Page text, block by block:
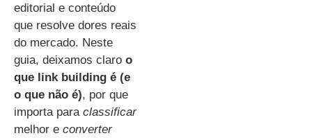
editorial e conteúdo
que resolve dores reais
do mercado. Neste
guia, deixamos claro o
que link building é (e
o que não é), por que
importa para classificar
melhor e converter